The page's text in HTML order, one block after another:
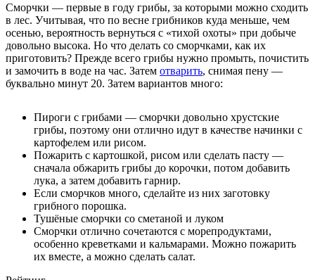
Сморчки — первые в году грибы, за которыми можно сходить
в лес. Учитывая, что по весне грибников куда меньше, чем
осенью, вероятность вернуться с «тихой охоты» при добыче
довольно высока. Но что делать со сморчками, как их
приготовить? Прежде всего грибы нужно промыть, почистить
и замочить в воде на час. Затем отварить, снимая пену —
буквально минут 20. Затем вариантов много:
Пироги с грибами — сморчки довольно хрустские
грибы, поэтому они отлично идут в качестве начинки с
картофелем или рисом.
Пожарить с картошкой, рисом или сделать пасту —
сначала обжарить грибы до корочки, потом добавить
лука, а затем добавить гарнир.
Если сморчков много, сделайте из них заготовку
грибного порошка.
Тушёные сморчки со сметаной и луком
Сморчки отлично сочетаются с морепродуктами,
особенно креветками и кальмарами. Можно пожарить
их вместе, а можно сделать салат.